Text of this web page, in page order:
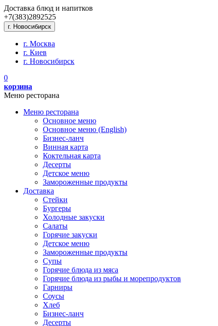
Доставка блюд и напитков
+7(383)2892525
г. Новосибирск
г. Москва
г. Киев
г. Новосибирск
0
корзина
Меню ресторана
Меню ресторана
Основное меню
Основное меню (English)
Бизнес-ланч
Винная карта
Коктельная карта
Десерты
Детское меню
Замороженные продукты
Доставка
Стейки
Бургеры
Холодные закуски
Салаты
Горячие закуски
Детское меню
Замороженные продукты
Супы
Горячие блюда из мяса
Горячие блюда из рыбы и морепродуктов
Гарниры
Соусы
Хлеб
Бизнес-ланч
Десерты